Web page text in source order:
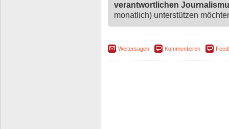
verantwortlichen
monatlich) unterstützen
Weitersagen Kommentieren